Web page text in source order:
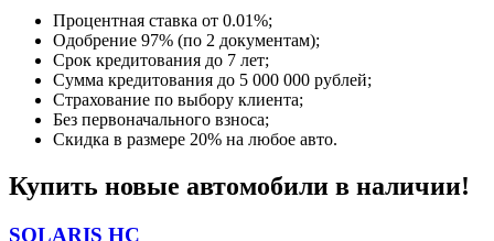
Процентная ставка от 0.01%;
Одобрение 97% (по 2 документам);
Срок кредитования до 7 лет;
Сумма кредитования до 5 000 000 рублей;
Страхование по выбору клиента;
Без первоначального взноса;
Скидка в размере 20% на любое авто.
Купить новые автомобили в наличии!
SOLARIS HC